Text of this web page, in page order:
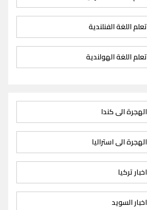
تعلم اللغة الفنلندية
تعلم اللغة الهولندية
الهجرة الى كندا
الهجرة الى استراليا
اخبار تركيا
اخبار السويد